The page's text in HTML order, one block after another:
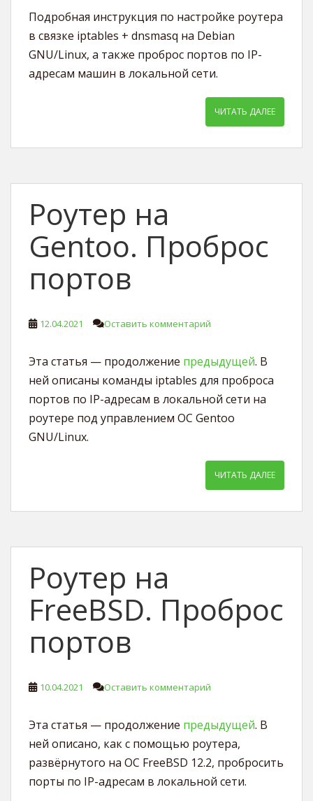
Подробная инструкция по настройке роутера
в связке iptables + dnsmasq на Debian
GNU/Linux, а также проброс портов по IP-
адресам машин в локальной сети.
ЧИТАТЬ ДАЛЕЕ
Роутер на
Gentoo. Проброс
портов
12.04.2021 Оставить комментарий
Эта статья — продолжение предыдущей. В
ней описаны команды iptables для проброса
портов по IP-адресам в локальной сети на
роутере под управлением ОС Gentoo
GNU/Linux.
ЧИТАТЬ ДАЛЕЕ
Роутер на
FreeBSD. Проброс
портов
10.04.2021 Оставить комментарий
Эта статья — продолжение предыдущей. В
ней описано, как с помощью роутера,
развёрнутого на ОС FreeBSD 12.2, пробросить
порты по IP-адресам в локальной сети.